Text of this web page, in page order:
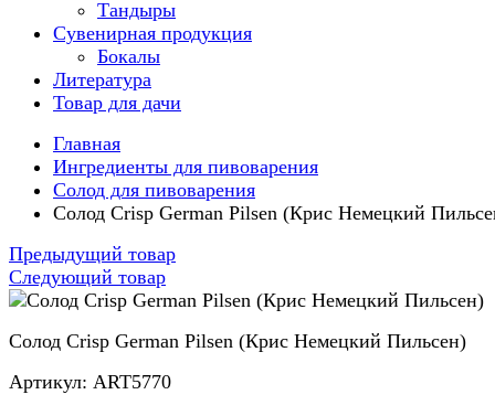
Тандыры
Сувенирная продукция
Бокалы
Литература
Товар для дачи
Главная
Ингредиенты для пивоварения
Солод для пивоварения
Солод Crisp German Pilsen (Крис Немецкий
Предыдущий товар
Следующий товар
Солод Crisp German Pilsen (Крис Немецкий Пильсен)
Артикул: ART5770